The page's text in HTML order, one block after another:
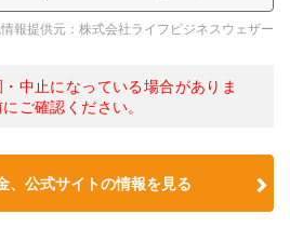
報提供元：株式会社ライフビジネスウェザー
中止になっている場合がありま
ご確認ください。
、公式サイトの情報を見る